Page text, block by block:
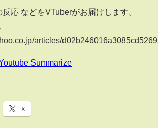
応 などをVTuberがお届けします。
articles/
Summarize
X